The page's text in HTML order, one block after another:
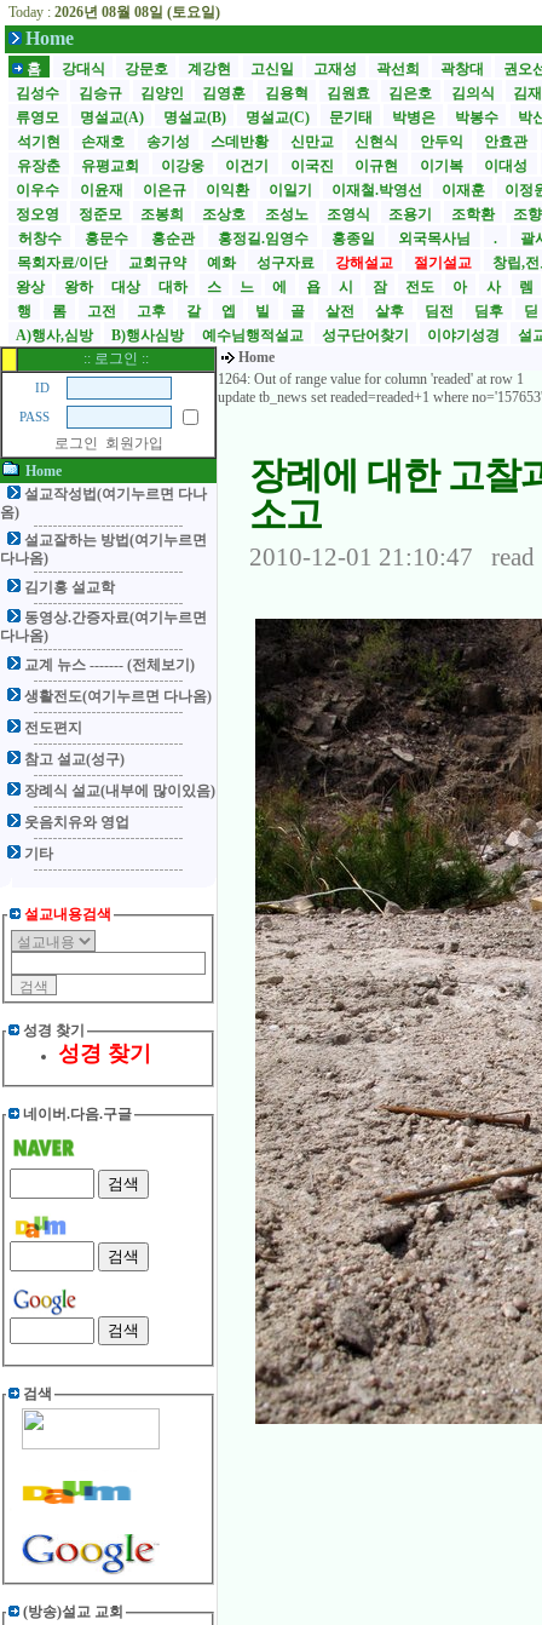
Today : 2026년 08월 08일 (토요일)
Home
홈
강대식 강문호 계강현 고신일 고재성 곽선희 곽창대
권오
김성수
김승규 김양인 김영훈 김용혁 김원효 김은호 김의식
김
류영모
명설교(A) 명설교(B) 명설교(C) 문기태 박병은 박봉수
박
석기현
손재호 송기성 스데반황 신만교 신현식 안두익
안효관
유장춘
유평교회 이강웅 이건기 이국진 이규현 이기복
이대성
이우수
이윤재 이은규 이익환 이일기 이재철.박영선 이재훈
이정
정오영
정준모 조봉희 조상호 조성노 조영식 조용기 조학환
조
허창수
홍문수 홍순관 홍정길.임영수 홍종일 외국목사님 .
괄
목회자료/이단
교회규약 예화 성구자료 강해설교 절기설교
창립,
왕상
왕하 대상 대하 스 느 에 욥 시 잠 전도 아 사
렘
행
롬 고전 고후 갈 엡 빌 골 살전 살후 딤전 딤후
딛
A)행사,심방
B)행사심방 예수님행적설교 성구단어찾기 이야기성경
설
:: 로그인 ::
ID
PASS
로그인
회원가입
Home
설교작성법(여기누르면 다나
옴)
설교잘하는 방법(여기누르면
다나옴)
김기홍 설교학
동영상.간증자료(여기누르면
다나옴)
교계 뉴스 ------- (전체보기)
생활전도(여기누르면 다나옴)
전도편지
참고 설교(성구)
장례식 설교(내부에 많이있음)
웃음치유와 영업
기타
설교내용검색
성경 찾기
성경 찾기
네이버.다음.구글
검색
(방송)설교 교회
Home
1264: Out of range value for column 'readed' at row 1
update tb_news set readed=readed+1 where no='157653'
장례에 대한 고찰
소고
2010-12-01 21:10:47 read